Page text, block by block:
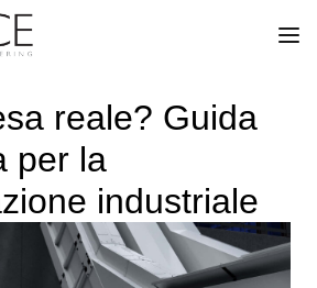
reale? Guida
per la
industriale